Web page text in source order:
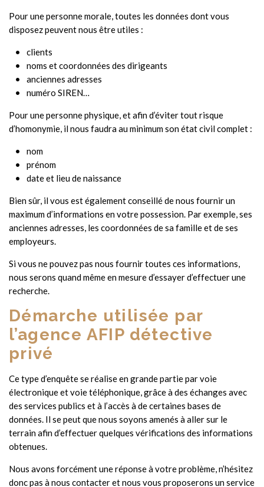
Pour une personne morale, toutes les données dont vous
disposez peuvent nous être utiles :
clients
noms et coordonnées des dirigeants
anciennes adresses
numéro SIREN…
Pour une personne physique, et afin d’éviter tout risque
d’homonymie, il nous faudra au minimum son état civil complet :
nom
prénom
date et lieu de naissance
Bien sûr, il vous est également conseillé de nous fournir un
maximum d’informations en votre possession. Par exemple, ses
anciennes adresses, les coordonnées de sa famille et de ses
employeurs.
Si vous ne pouvez pas nous fournir toutes ces informations,
nous serons quand même en mesure d’essayer d’effectuer une
recherche.
Démarche utilisée par
l’agence AFIP détective
privé
Ce type d’enquête se réalise en grande partie par voie
électronique et voie téléphonique, grâce à des échanges avec
des services publics et à l’accès à de certaines bases de
données. Il se peut que nous soyons amenés à aller sur le
terrain afin d’effectuer quelques vérifications des informations
obtenues.
Nous avons forcément une réponse à votre problème, n’hésitez
donc pas à nous contacter et nous vous proposerons un service